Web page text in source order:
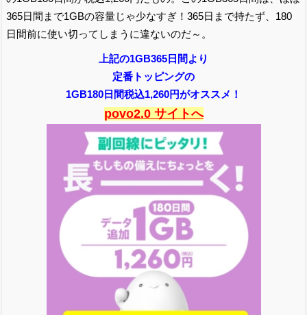
365日間まで1GBの容量じゃ少なすぎ！365日まで持たず、180
日間前に使い切ってしまうに違ないのだ～。
上記の1GB365日間より
定番トッピングの
1GB180日間税込1,260円がオススメ！
povo2.0 サイトへ